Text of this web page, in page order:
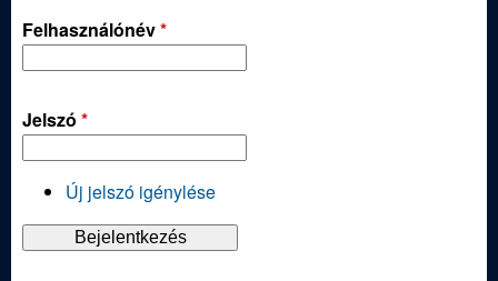
Felhasználónév*
Jelszó *
Új jelszó igénylése